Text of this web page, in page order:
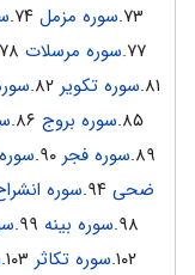
۷۳. سوره مزمل ۷۴.
۷۷. سوره مرسلات
۸۱. سوره تکویر ۸۲.
۸۵. سوره بروج
۸۹. سوره فجر
ضحی
سوره
۹۸. سوره بینه
۱۰۲. سوره تکاثر